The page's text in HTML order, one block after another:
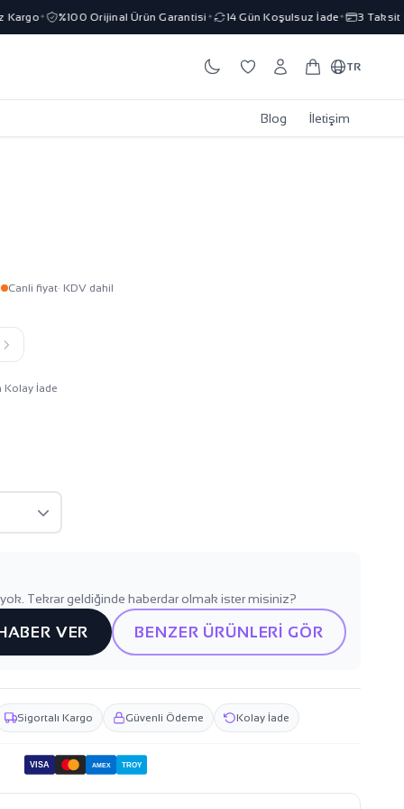
✦ %100 Orijinal Ürün Garantisi✦ 14 Gün Koşulsuz İade ✦ 3 Taksit
TR
Blog İletişim
Canli fiyat· KDV dahil
Kolay İade
Tekrar geldiğinde haberdar olmak ister misiniz?
VER BENZER ÜRÜNLERİ GÖR
Sigortalı Kargo Güvenli Ödeme Kolay İade
VISA AMEX TROY